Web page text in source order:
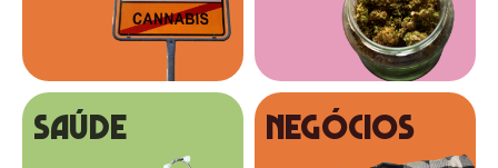
SAÚDE NEGÓCIOS